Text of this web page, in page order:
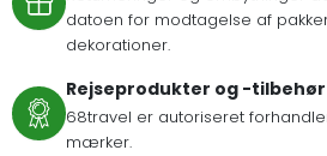
datoen for modtagelse af
dekorationer.
Rejseprodukter og -
68travel er autoriseret
mærker.